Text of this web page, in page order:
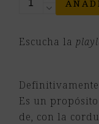
cantidad
Escucha la
Es un
de, con la